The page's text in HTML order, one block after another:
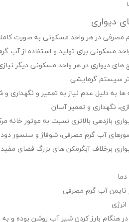
دیواری
مصرفی در هر واحد مسکونی به صورت
مسکونی برای تولید و استفاده از آب
دیواری در هر واحد مسکونی دیگر
سیستم گرمایشی
به دلیل عدم نیاز به تعمیر و نگهداری و
نگهداری و تعمیر آسان
بازدهی بالاتری نسبت به موتور خانه
آب گرم مصرفی، شوفاژ و سنسور دود
برخلاف آبگرمکن های بزرگ فضای مفید
تایمن آب گرم مصرفی
در هنگام بارز کردن شیر آب روشن